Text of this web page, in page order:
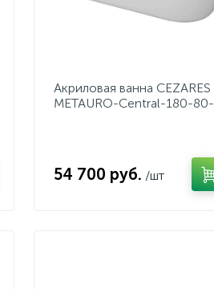
Акриловая ванна CEZARES
METAURO-Central-180-80-
54 700 руб. /шт